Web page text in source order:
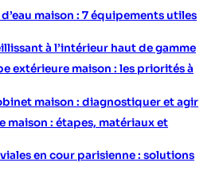
maison : 7 équipements utiles
à l’intérieur haut de gamme
extérieure maison : les priorités à
maison : diagnostiquer et agir
maison : étapes, matériaux et
en cour parisienne : solutions